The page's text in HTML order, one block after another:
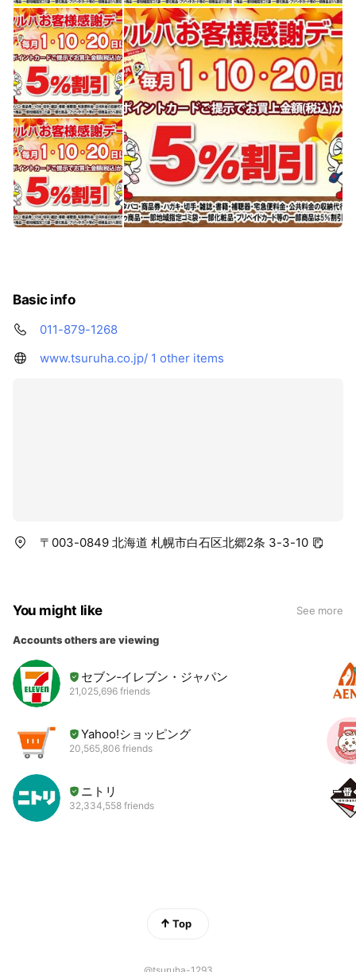
Basic info
011-879-1268
www.tsuruha.co.jp/ 1 other items
〒003-0849 北海道 札幌市白石区北郷2条 3-3-10
You might like See more
Accounts others are viewing
セブン‐イレブン・ジャパン
21,025,696 friends
Yahoo!ショッピング
20,565,806 friends
ニトリ
32,334,558 friends
Top